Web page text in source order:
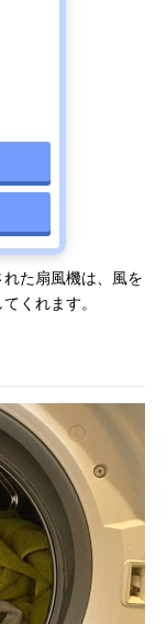
た扇風機は、風を
てくれます。